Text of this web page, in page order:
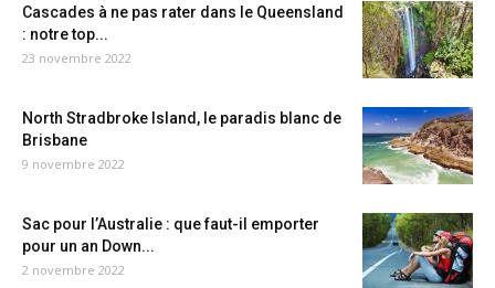
Cascades à ne pas rater dans le Queensland
: notre top...
23 novembre 2022
North Stradbroke Island, le paradis blanc de
Brisbane
9 novembre 2022
Sac pour l’Australie : que faut-il emporter
pour un an Down...
2 novembre 2022